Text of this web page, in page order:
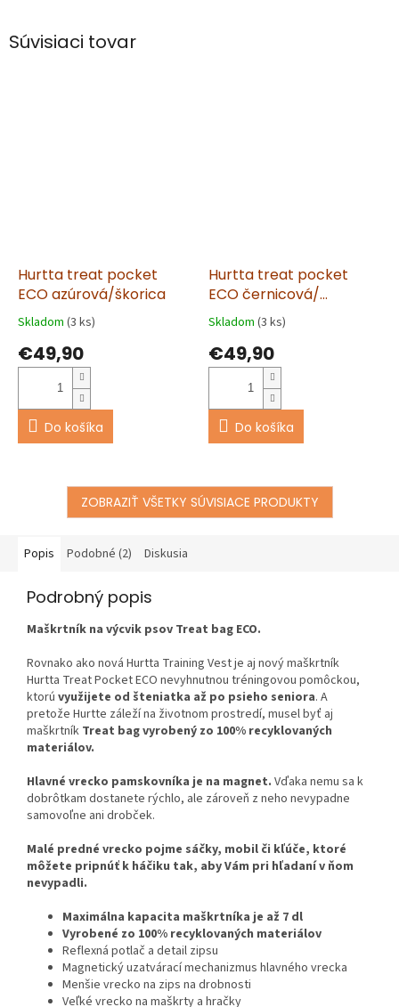
Súvisiaci tovar
Hurtta treat pocket
ECO azúrová/škorica
Skladom (3 ks)
€49,90
Do košíka
Hurtta treat pocket
ECO černicová/
škoricová
Skladom (3 ks)
€49,90
Do košíka
ZOBRAZIŤ VŠETKY SÚVISIACE PRODUKTY
Popis Podobné (2) Diskusia
Podrobný popis
Maškrtník na výcvik psov Treat bag ECO.
Rovnako ako nová Hurtta Training Vest je aj nový maškrtník
Hurtta Treat Pocket ECO nevyhnutnou tréningovou pomôckou,
ktorú využijete od šteniatka až po psieho seniora. A
pretože Hurtte záleží na životnom prostredí, musel byť aj
maškrtník Treat bag vyrobený zo 100% recyklovaných
materiálov.
Hlavné vrecko pamskovníka je na magnet. Vďaka nemu sa k
dobrôtkam dostanete rýchlo, ale zároveň z neho nevypadne
samovoľne ani drobček.
Malé predné vrecko pojme sáčky, mobil či kľúče, ktoré
môžete pripnúť k háčiku tak, aby Vám pri hľadaní v ňom
nevypadli.
Maximálna kapacita maškrtníka je až 7 dl
Vyrobené zo 100% recyklovaných materiálov
Reflexná potlač a detail zipsu
Magnetický uzatvárací mechanizmus hlavného vrecka
Menšie vrecko na zips na drobnosti
Veľké vrecko na maškrty a hračky